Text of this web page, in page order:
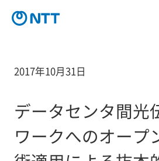
2017年10月31日
データセンタ間光
ワークへのオープ